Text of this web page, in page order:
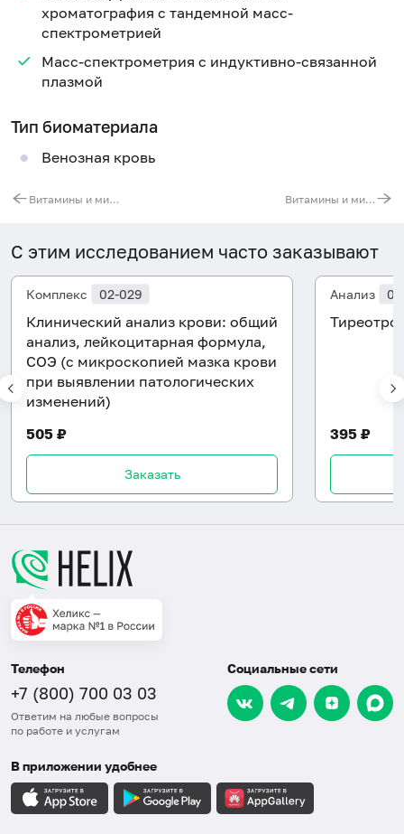
хроматография с тандемной масс-
спектрометрией
Масс-спектрометрия с индуктивно-связанной
плазмой
Тип биоматериала
Венозная кровь
Витамины и микроэлементы, участвующие в регуляции выделительной системы (K, Na, Ca, Mg, витамины B6, D) Витамины и микроэлементы, участвующие в регуляции системы кроветворения (Fe, Ca, Mg, Co, Cu, Zn, Mo, витамины B9, B12, K, B6, B5, D, E, омега-3, омега-6 жирные кислоты)
С этим исследованием часто заказывают
Комплекс 02-029
Клинический анализ крови: общий
анализ, лейкоцитарная формула,
СОЭ (с микроскопией мазка крови
при выявлении патологических
изменений)
505 ₽
Заказать
Анализ
395 ₽
Телефон
+7 (800) 700 03 03
Ответим на любые вопросы
по работе и услугам
Социальные сети
В приложении удобнее